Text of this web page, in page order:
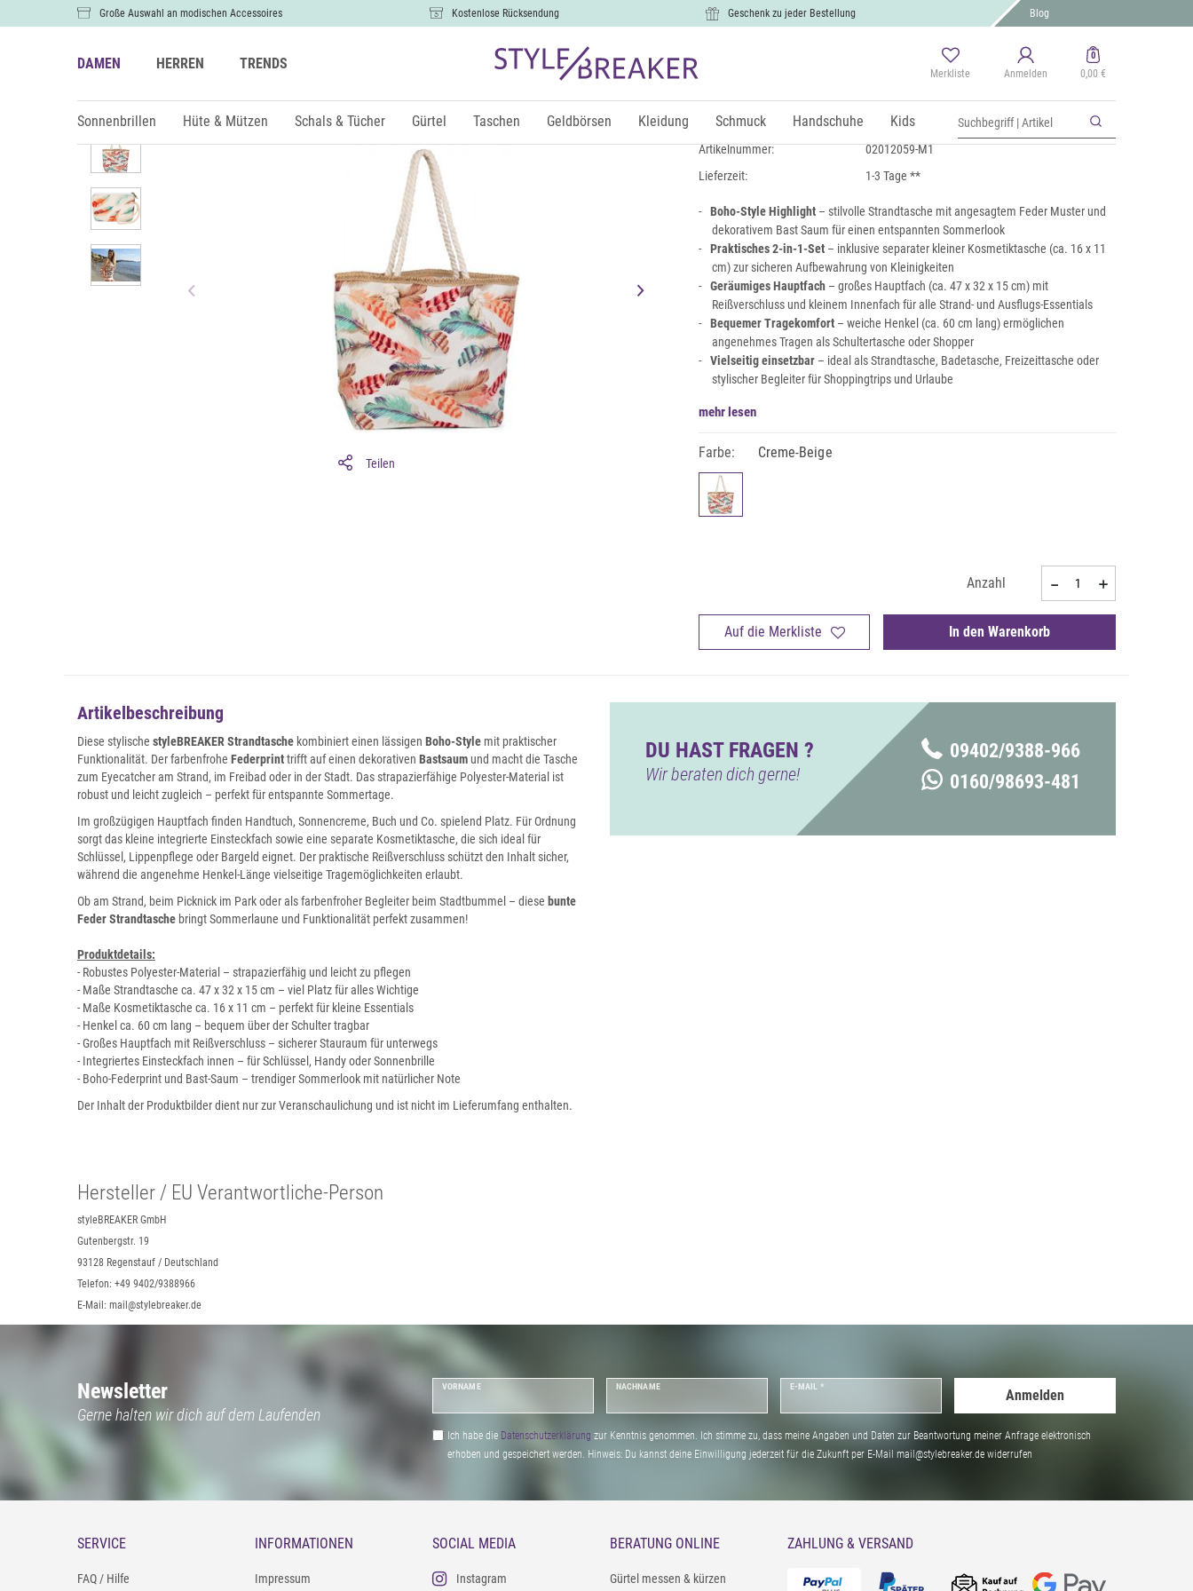
Große Auswahl an modischen Accessoires Kostenlose Rücksendung Geschenk zu jeder Bestellung Blog
DAMEN HERREN TRENDS
Merkliste Anmelden
0
0,00 €
Sonnenbrillen Hüte & Mützen Schals & Tücher Gürtel Taschen Geldbörsen Kleidung Schmuck Handschuhe Kids
Teilen
Strandtasche mit bunten Federn
16,99 €
inkl. MwSt., zzgl.Versand
Artikelnummer:
02012059-M1
Lieferzeit:
1-3 Tage **
Boho-Style Highlight– stilvolle Strandtasche mit angesagtem Feder Muster und
dekorativem Bast Saum für einen entspannten Sommerlook
Praktisches 2-in-1-Set– inklusive separater kleiner Kosmetiktasche (ca. 16 x 11
cm) zur sicheren Aufbewahrung von Kleinigkeiten
Geräumiges Hauptfach– großes Hauptfach (ca. 47 x 32 x 15 cm) mit
Reißverschluss und kleinem Innenfach für alle Strand- und Ausflugs-Essentials
Bequemer Tragekomfort– weiche Henkel (ca. 60 cm lang) ermöglichen
angenehmes Tragen als Schultertasche oder Shopper
Vielseitig einsetzbar– ideal als Strandtasche, Badetasche, Freizeittasche oder
stylischer Begleiter für Shoppingtrips und Urlaube
mehr lesen
Farbe: Creme-Beige
Anzahl
Auf die Merkliste In den Warenkorb
Artikelbeschreibung
Diese stylische styleBREAKER Strandtasche kombiniert einen lässigen Boho-Style mit praktischer
Funktionalität. Der farbenfrohe Federprinttrifft auf einen dekorativen Bastsaum und macht die Tasche
zum Eyecatcher am Strand, im Freibad oder in der Stadt. Das strapazierfähige Polyester-Material ist
robust und leicht zugleich – perfekt für entspannte Sommertage.
Im großzügigen Hauptfach finden Handtuch, Sonnencreme, Buch und Co. spielend Platz. Für Ordnung
sorgt das kleine integrierte Einsteckfach sowie eine separate Kosmetiktasche, die sich ideal für
Schlüssel, Lippenpflege oder Bargeld eignet. Der praktische Reißverschluss schützt den Inhalt sicher,
während die angenehme Henkel-Länge vielseitige Tragemöglichkeiten erlaubt.
Ob am Strand, beim Picknick im Park oder als farbenfroher Begleiter beim Stadtbummel – diese bunte
Feder Strandtasche bringt Sommerlaune und Funktionalität perfekt zusammen!
Produktdetails:
- Robustes Polyester-Material – strapazierfähig und leicht zu pflegen
- Maße Strandtasche ca. 47 x 32 x 15 cm – viel Platz für alles Wichtige
- Maße Kosmetiktasche ca. 16 x 11 cm – perfekt für kleine Essentials
- Henkel ca. 60 cm lang – bequem über der Schulter tragbar
- Großes Hauptfach mit Reißverschluss – sicherer Stauraum für unterwegs
- Integriertes Einsteckfach innen – für Schlüssel, Handy oder Sonnenbrille
- Boho-Federprint und Bast-Saum – trendiger Sommerlook mit natürlicher Note
Der Inhalt der Produktbilder dient nur zur Veranschaulichung und ist nicht im Lieferumfang enthalten.
DU HAST FRAGEN ?
Wir beraten dich gerne!
09402/9388-966
0160/98693-481
Hersteller / EU Verantwortliche-Person
styleBREAKER GmbH
Gutenbergstr. 19
93128 Regenstauf / Deutschland
Telefon: +49 9402/9388966
E-Mail: mail@stylebreaker.de
Newsletter
Gerne halten wir dich auf dem Laufenden
VORNAME NACHNAME E-MAIL *
Anmelden
Ich habe die Daten­schutz­erklärung zur Kenntnis genommen. Ich stimme zu, dass meine Angaben und Daten zur Beantwortung meiner Anfrage elektronisch
erhoben und gespeichert werden. Hinweis: Du kannst deine Einwilligung jederzeit für die Zukunft per E-Mail mail@stylebreaker.de widerrufen
SERVICE
FAQ / Hilfe
INFORMATIONEN
Impressum
SOCIAL MEDIA
Instagram
BERATUNG ONLINE
Gürtel messen & kürzen
ZAHLUNG & VERSAND